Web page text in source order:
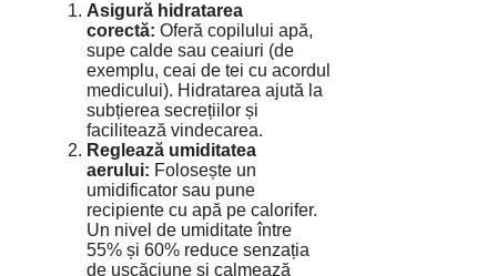
Asigură hidratarea
corectă: Oferă copilului apă,
supe calde sau ceaiuri (de
exemplu, ceai de tei cu acordul
medicului). Hidratarea ajută la
subțierea secrețiilor și
facilitează vindecarea.
Reglează umiditatea
aerului: Folosește un
umidificator sau pune
recipiente cu apă pe calorifer.
Un nivel de umiditate între
55% și 60% reduce senzația
de uscăciune și calmează